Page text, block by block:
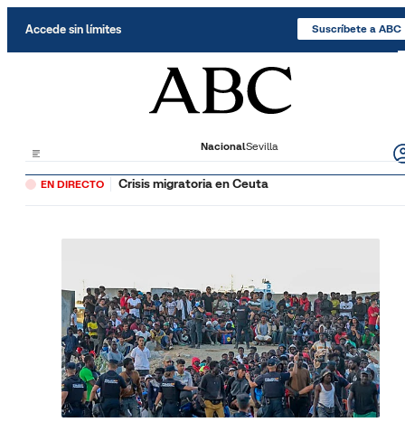
Accede sin límites Suscríbete a ABC
NacionalSevilla
EN DIRECTO Crisis migratoria en Ceuta